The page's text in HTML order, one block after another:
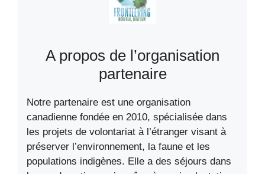
A propos de l’organisation
partenaire
Notre partenaire est une organisation
canadienne fondée en 2010, spécialisée dans
les projets de volontariat à l’étranger visant à
préserver l’environnement, la faune et les
populations indigènes. Elle a des séjours dans